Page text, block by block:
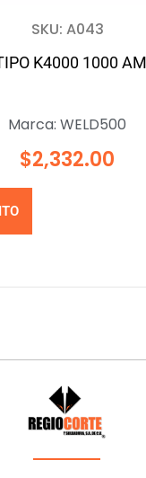
SKU: A043
K4000 1000
Marca: WELD500
$2,332.00